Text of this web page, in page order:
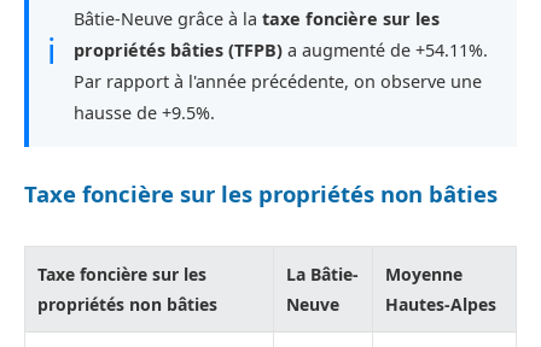
ℹ
Bâtie-Neuve grâce à la taxe foncière sur les
propriétés bâties (TFPB) a augmenté de +54.11%.
Par rapport à l'année précédente, on observe une
hausse de +9.5%.
Taxe foncière sur les propriétés non bâties
Taxe foncière sur les
propriétés non bâties
La Bâtie-
Neuve
Moyenne
Hautes-Alpes